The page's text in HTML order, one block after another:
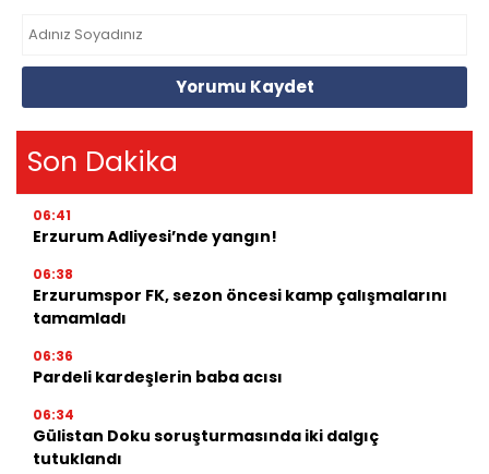
Yorumu Kaydet
Son Dakika
06:41
Erzurum Adliyesi’nde yangın!
06:38
Erzurumspor FK, sezon öncesi kamp çalışmalarını
tamamladı
06:36
Pardeli kardeşlerin baba acısı
06:34
Gülistan Doku soruşturmasında iki dalgıç
tutuklandı